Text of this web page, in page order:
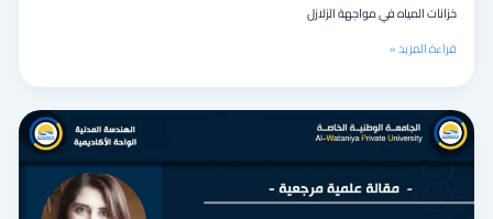
خزانات المياه في مواجهة الزلازل
قراءة المزيد »
دور
المدن
الذكية
تحقيق